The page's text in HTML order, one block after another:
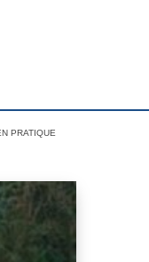
PRATIQUE